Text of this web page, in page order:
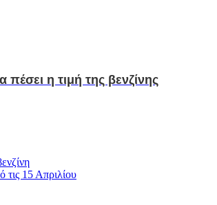
η τιμή της βενζίνης
15 Απριλίου